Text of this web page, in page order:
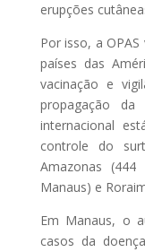
erupções
Por isso, a
países das
vacinação e
propagação
internacional
controle do
Amazonas
Manaus) e
Em Manaus, o
casos da